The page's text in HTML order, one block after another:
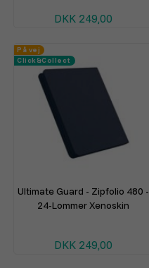
DKK 249,00
På vej
Click&Collect
Ultimate Guard - Zipfolio 480 -
24-Lommer Xenoskin
DKK 249,00